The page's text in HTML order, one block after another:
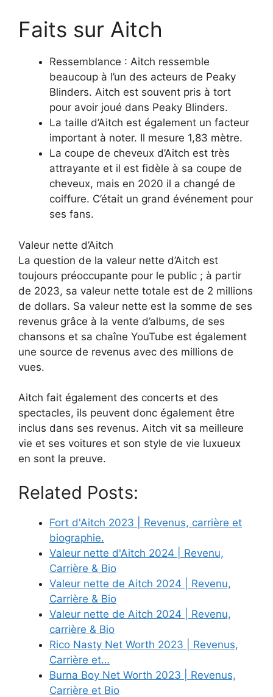
Faits sur Aitch
Ressemblance : Aitch ressemble
beaucoup à l’un des acteurs de Peaky
Blinders. Aitch est souvent pris à tort
pour avoir joué dans Peaky Blinders.
La taille d’Aitch est également un facteur
important à noter. Il mesure 1,83 mètre.
La coupe de cheveux d’Aitch est très
attrayante et il est fidèle à sa coupe de
cheveux, mais en 2020 il a changé de
coiffure. C’était un grand événement pour
ses fans.
Valeur nette d’Aitch
La question de la valeur nette d’Aitch est
toujours préoccupante pour le public ; à partir
de 2023, sa valeur nette totale est de 2 millions
de dollars. Sa valeur nette est la somme de ses
revenus grâce à la vente d’albums, de ses
chansons et sa chaîne YouTube est également
une source de revenus avec des millions de
vues.
Aitch fait également des concerts et des
spectacles, ils peuvent donc également être
inclus dans ses revenus. Aitch vit sa meilleure
vie et ses voitures et son style de vie luxueux
en sont la preuve.
Related Posts:
Fort d'Aitch 2023 | Revenus, carrière et
biographie.
Valeur nette d'Aitch 2024 | Revenu,
Carrière & Bio
Valeur nette de Aitch 2024 | Revenu,
Carrière & Bio
Valeur nette de Aitch 2024 | Revenu,
carrière & Bio
Rico Nasty Net Worth 2023 | Revenus,
Carrière et…
Burna Boy Net Worth 2023 | Revenus,
Carrière et Bio